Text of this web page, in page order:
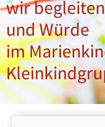
wir
und Würde
im